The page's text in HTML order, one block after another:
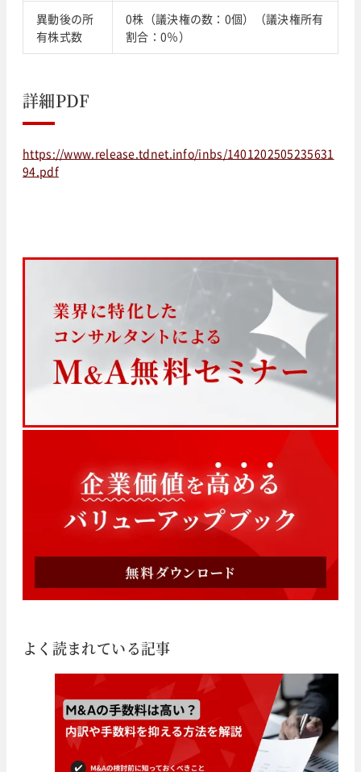
異動後の所
有株式数
0株（議決権の数：0個）（議決権所有
割合：0％）
詳細PDF
https://www.release.tdnet.info/inbs/1401202505235631
94.pdf
よく読まれている記事